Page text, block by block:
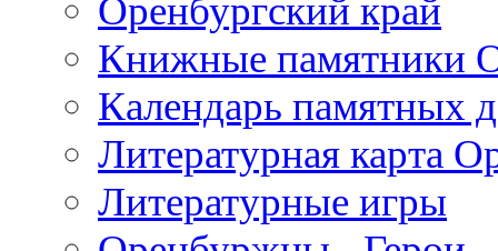
Оренбургский край
Книжные памятники
Календарь памятных
Литературная карта
Литературные игры